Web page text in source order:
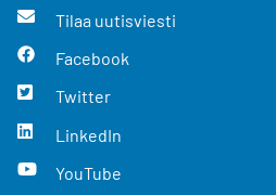
Tilaa uutisviesti
Facebook
Twitter
LinkedIn
YouTube